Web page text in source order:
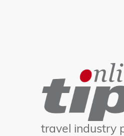
travel industry